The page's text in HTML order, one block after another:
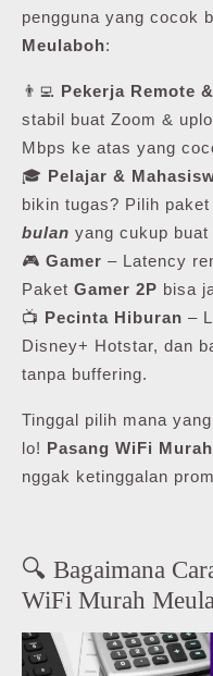
pengguna yang cocok
Meulaboh:
👨‍💻 Pekerja Remote
stabil buat Zoom &
Mbps ke atas yang
🎓 Pelajar &
bikin tugas? Pilih paket
bulan yang cukup
🎮 Gamer – Latency
Paket Gamer 2P bisa
📺 Pecinta Hiburan –
Disney+ Hotstar, dan
tanpa buffering.
Tinggal pilih mana
lo! Pasang WiFi
nggak ketinggalan
🔍 Bagaimana
WiFi Murah